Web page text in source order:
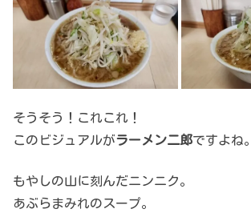
そうそう！これこれ！
このビジュアルがラーメン二郎ですよね。
もやしの山に刻んだニンニク。
あぶらまみれのスープ。